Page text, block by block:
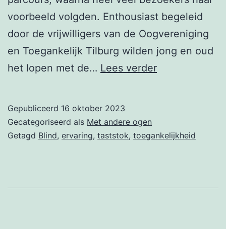
voorbeeld volgden. Enthousiast begeleid
door de vrijwilligers van de Oogvereniging
en Toegankelijk Tilburg wilden jong en oud
het lopen met de… Lees verderParcours
Gepubliceerd 16 oktober 2023
Gecategoriseerd als Met andere ogen
Getagd Blind, ervaring, taststok, toegankelijkheid